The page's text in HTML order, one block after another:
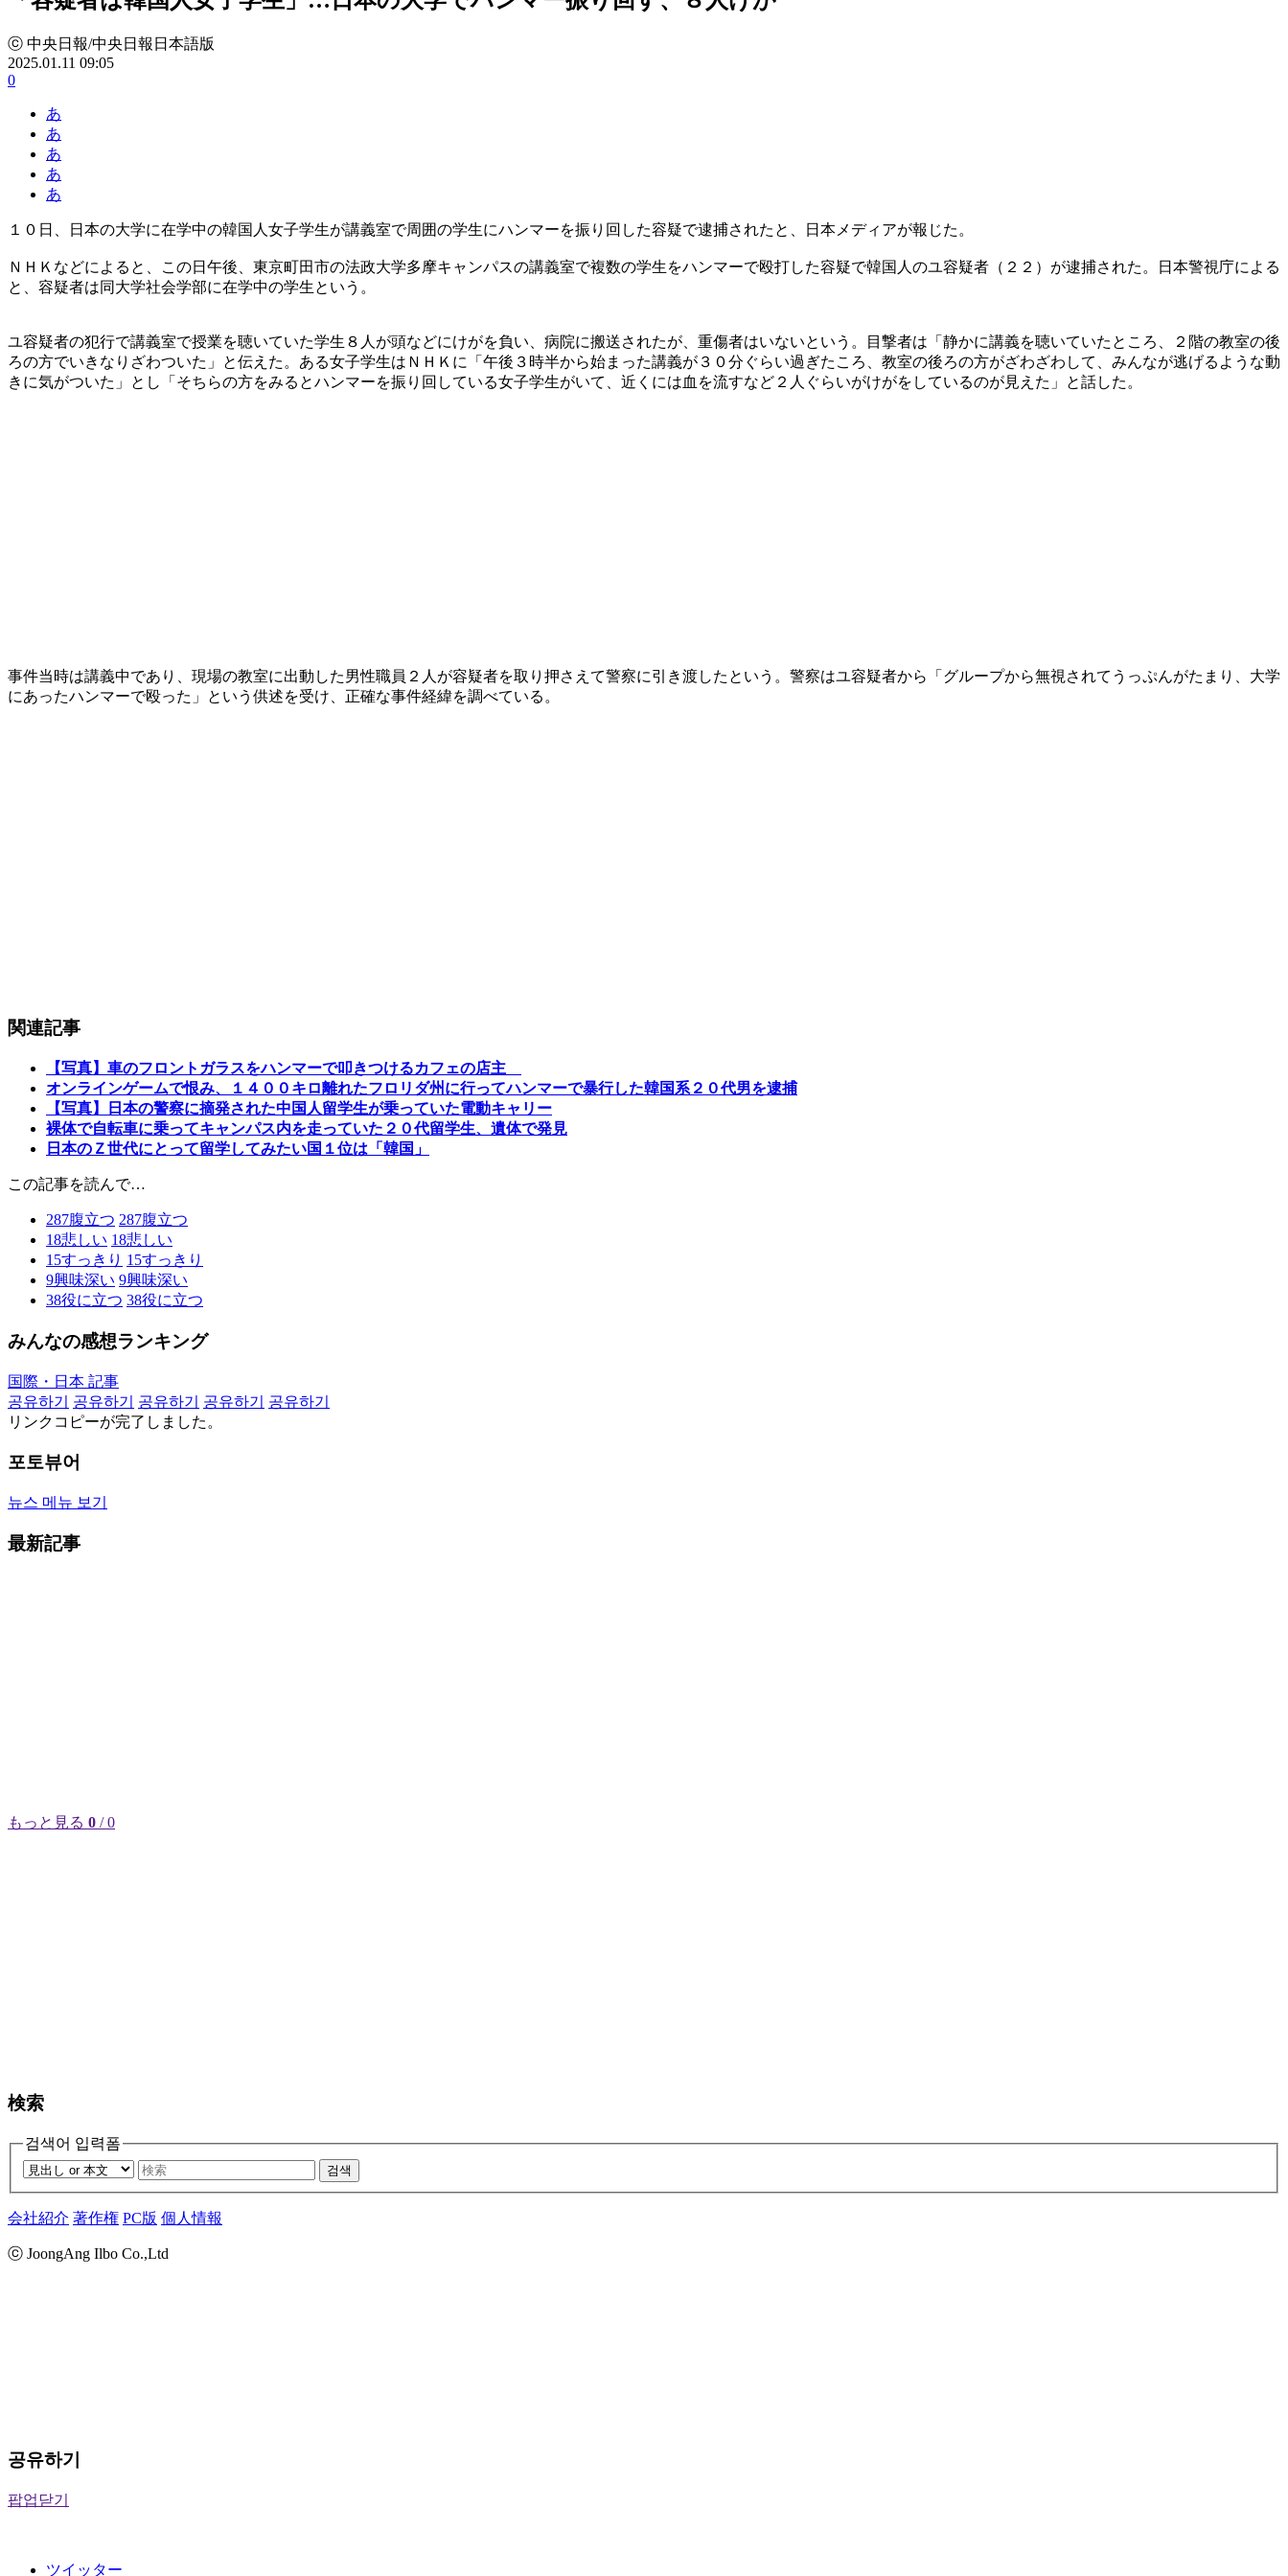
ⓒ 中央日報/中央日報日本語版
2025.01.11 09:05
0
あ
あ
あ
あ
あ
１０日、日本の大学に在学中の韓国人女子学生が講義室で周囲の学生にハンマーを振り回した容疑で逮捕されたと、日本メディアが報じた。
ＮＨＫなどによると、この日午後、東京町田市の法政大学多摩キャンパスの講義室で複数の学生をハンマーで殴打した容疑で韓国人のユ容疑者（２２）が逮捕された。日本警視庁による
と、容疑者は同大学社会学部に在学中の学生という。
ユ容疑者の犯行で講義室で授業を聴いていた学生８人が頭などにけがを負い、病院に搬送されたが、重傷者はいないという。目撃者は「静かに講義を聴いていたところ、２階の教室の後
ろの方でいきなりざわついた」と伝えた。ある女子学生はＮＨＫに「午後３時半から始まった講義が３０分ぐらい過ぎたころ、教室の後ろの方がざわざわして、みんなが逃げるような動
きに気がついた」とし「そちらの方をみるとハンマーを振り回している女子学生がいて、近くには血を流すなど２人ぐらいがけがをしているのが見えた」と話した。
事件当時は講義中であり、現場の教室に出動した男性職員２人が容疑者を取り押さえて警察に引き渡したという。警察はユ容疑者から「グループから無視されてうっぷんがたまり、大学
にあったハンマーで殴った」という供述を受け、正確な事件経緯を調べている。
関連記事
【写真】車のフロントガラスをハンマーで叩きつけるカフェの店主
オンラインゲームで恨み、１４００キロ離れたフロリダ州に行ってハンマーで暴行した韓国系２０代男を逮捕
【写真】日本の警察に摘発された中国人留学生が乗っていた電動キャリー
裸体で自転車に乗ってキャンパス内を走っていた２０代留学生、遺体で発見
日本のＺ世代にとって留学してみたい国１位は「韓国」
この記事を読んで…
287腹立つ 287腹立つ
18悲しい 18悲しい
15すっきり 15すっきり
9興味深い 9興味深い
38役に立つ 38役に立つ
みんなの感想ランキング
国際・日本 記事
공유하기
공유하기 공유하기 공유하기
공유하기
リンクコピーが完了しました。
포토뷰어
뉴스 메뉴 보기
最新記事
もっと見る 0 / 0
検索
검색어 입력폼
검색
会社紹介 著作権 PC版 個人情報
ⓒ JoongAng Ilbo Co.,Ltd
공유하기
팝업닫기
ツイッター